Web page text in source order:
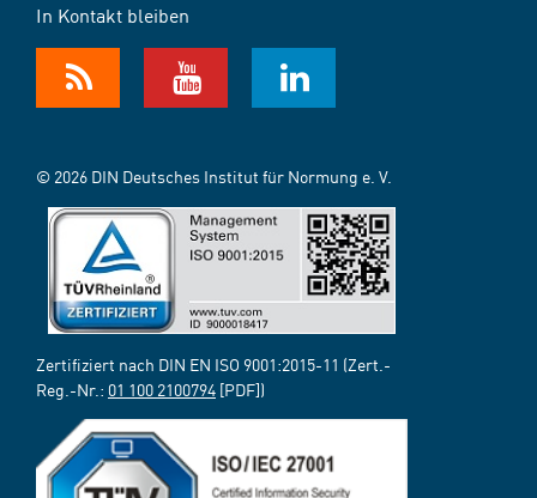
In Kontakt bleiben
© 2026 DIN Deutsches Institut für Normung e. V.
Zertifiziert nach DIN EN ISO 9001:2015-11 (Zert.-
Reg.-Nr.: 01 100 2100794 [PDF])